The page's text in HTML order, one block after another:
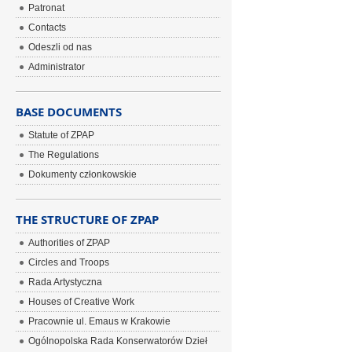
Patronat
Contacts
Odeszli od nas
Administrator
BASE DOCUMENTS
Statute of ZPAP
The Regulations
Dokumenty członkowskie
THE STRUCTURE OF ZPAP
Authorities of ZPAP
Circles and Troops
Rada Artystyczna
Houses of Creative Work
Pracownie ul. Emaus w Krakowie
Ogólnopolska Rada Konserwatorów Dzieł